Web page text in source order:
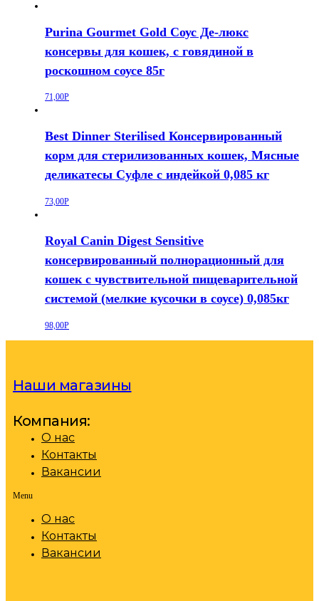
Purina Gourmet Gold Соус Де-люкс
консервы для кошек, с говядиной в
роскошном соусе 85г
71,00Р
Best Dinner Sterilised Консервированный
корм для стерилизованных кошек, Мясные
деликатесы Cуфле с индейкой 0,085 кг
73,00Р
Royal Canin Digest Sensitive
консервированный полнорационный для
кошек с чувствительной пищеварительной
системой (мелкие кусочки в соусе) 0,085кг
98,00Р
Наши магазины
Компания:
О нас
Контакты
Вакансии
Menu
О нас
Контакты
Вакансии